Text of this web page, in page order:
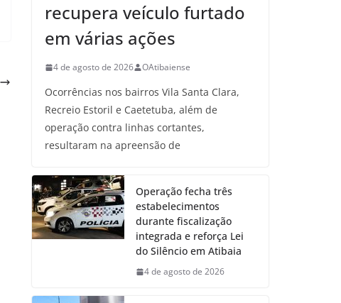
recupera veículo furtado
em várias ações
4 de agosto de 2026 OAtibaiense
Ocorrências nos bairros Vila Santa Clara,
Recreio Estoril e Caetetuba, além de
operação contra linhas cortantes,
resultaram na apreensão de
Operação fecha três
estabelecimentos
durante fiscalização
integrada e reforça Lei
do Silêncio em Atibaia
4 de agosto de 2026